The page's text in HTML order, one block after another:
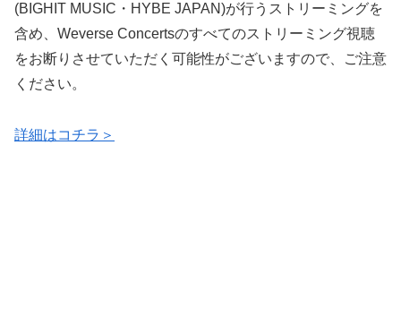
(BIGHIT MUSIC・HYBE JAPAN)が行うストリーミングを
含め、Weverse Concertsのすべてのストリーミング視聴
をお断りさせていただく可能性がございますので、ご注意
ください。
詳細はコチラ＞